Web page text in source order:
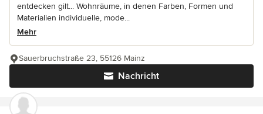
entdecken gilt... Wohnräume, in denen Farben, Formen und
Materialien individuelle, mode...
Mehr
Nachricht
Sauerbruchstraße 23, 55126 Mainz